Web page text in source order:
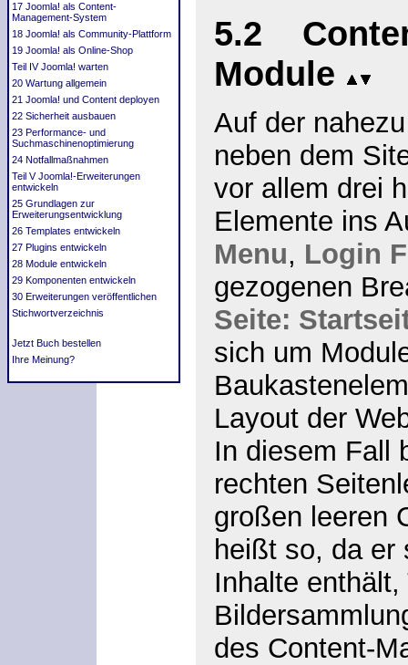
17 Joomla! als Content-
Management‐System
18 Joomla! als Community-Plattform
19 Joomla! als Online-Shop
Teil IV Joomla! warten
20 Wartung allgemein
21 Joomla! und Content deployen
22 Sicherheit ausbauen
23 Performance- und
Suchmaschinenoptimierung
24 Notfallmaßnahmen
Teil V Joomla!-Erweiterungen
entwickeln
25 Grundlagen zur
Erweiterungsentwicklung
26 Templates entwickeln
27 Plugins entwickeln
28 Module entwickeln
29 Komponenten entwickeln
30 Erweiterungen veröffentlichen
Stichwortverzeichnis
Jetzt Buch bestellen
Ihre Meinung?
5.2
Module
Auf der
neben dem
vor allem drei
Elemente ins
Menu, Login
gezogenen
Seite:
sich um
Layout der
In diesem Fall
rechten
großen leeren
heißt so, da er
Inhalte
des Content-